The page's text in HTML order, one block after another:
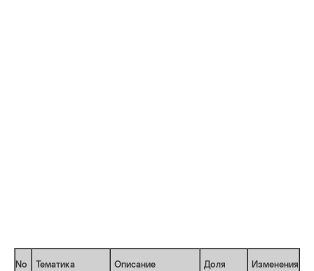
No Тематика Описание Доля Изменения